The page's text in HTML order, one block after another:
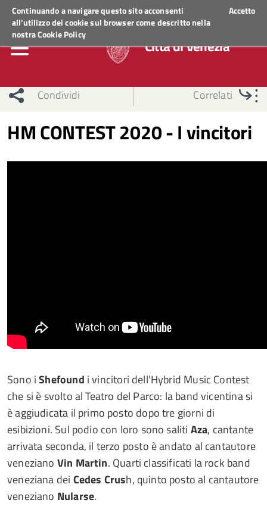
Continuando a navigare questo sito acconsenti
all'utilizzo dei cookie sul browser come descritto nella
nostraCookie Policy
Accetto
Regione Veneto ACCEDI AI SERVIZI
Città di Venezia
Condividi Correlati
HM CONTEST 2020 - I vincitori
Sono iShefound i vincitori dell’Hybrid Music Contest
che si è svolto al Teatro del Parco: la band vicentina si
è aggiudicata il primo posto dopo tre giorni di
esibizioni. Sul podio con loro sono saliti Aza, cantante
arrivata seconda, il terzo posto è andato al cantautore
veneziano Vin Martin. Quarti classificati la rock band
veneziana dei Cedes Crush, quinto posto al cantautore
veneziano Nularse.